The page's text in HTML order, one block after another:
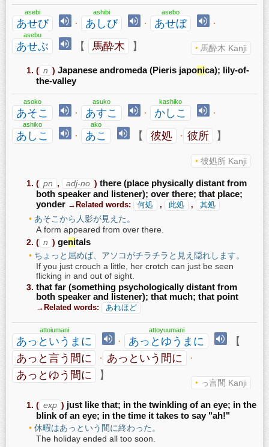
あせび
asebi
· あしび
ashibi
· あせぼ
asebo
·
あせぶ
asebu
【 馬酔木 】 馬酔木 Kanji
( n ) Japanese andromeda (Pieris japonica); lily-of-
the-valley
あそこ
asoko
· あすこ
asuko
· かしこ
kashiko
·
あしこ
ashiko
· あこ
ako
【 彼処 · 彼所 】
彼処所 Kanji
( pn , adj-no ) there (place physically distant from
both speaker and listener); over there; that place;
yonder →Related words: 何処 , 此処 , 其処
あそこから人影が見えた。
A form appeared from over there.
( n ) genitals
ちょっと屈めば、アソコがチラチラと見え隠れします。
If you just crouch a little, her crotch can just be seen
flicking in and out of sight.
that far (something psychologically distant from
both speaker and listener); that much; that point
→Related words: あれほど
あっというまに
attoiumani
· あっとゆうまに
attoyuumani
【
あっと言う間に
· あっという間に
·
あっとゆう間に
】
っ言間 Kanji
( exp ) just like that; in the twinkling of an eye; in the
blink of an eye; in the time it takes to say "ah!"
休暇はあっという間に終わった。
The holiday ended all too soon.